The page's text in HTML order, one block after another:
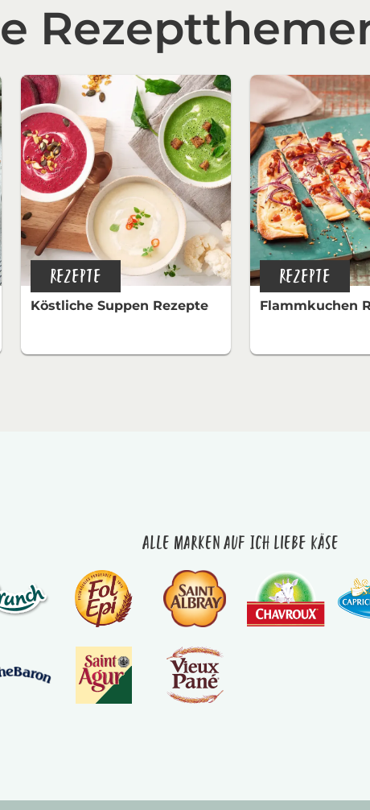
REZEPTE
Köstliche Suppen Rezepte
REZEPTE
Flammkuchen
Alle Marken auf Ich liebe Käse